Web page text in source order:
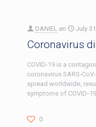
DANIEL en July
Coronavirus
COVID-19 is a
coronavirus SARS-
spread worldwide,
symptoms of COVID‑19
0